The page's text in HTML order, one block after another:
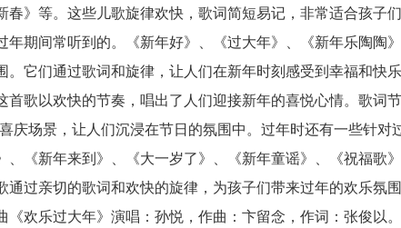
》等。这些儿歌旋律欢快，歌词简短易记，非常适合孩子
年期间常听到的。《新年好》、《过大年》、《新年乐陶陶
。它们通过歌词和旋律，让人们在新年时刻感受到幸福和快
歌以欢快的节奏，唱出了人们迎接新年的喜悦心情。歌词
庆场景，让人们沉浸在节日的氛围中。过年时还有一些针
、《新年来到》、《大一岁了》、《新年童谣》、《祝福歌
过亲切的歌词和欢快的旋律，为孩子们带来过年的欢乐氛
欢乐过大年》演唱：孙悦，作曲：卞留念，作词：张俊以